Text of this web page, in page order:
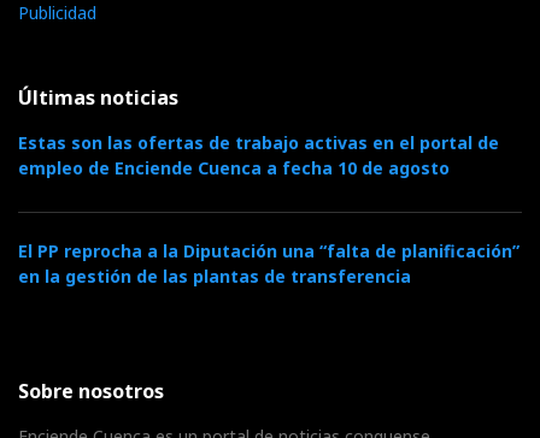
Publicidad
Últimas noticias
Estas son las ofertas de trabajo activas en el portal de
empleo de Enciende Cuenca a fecha 10 de agosto
El PP reprocha a la Diputación una “falta de planificación”
en la gestión de las plantas de transferencia
Sobre nosotros